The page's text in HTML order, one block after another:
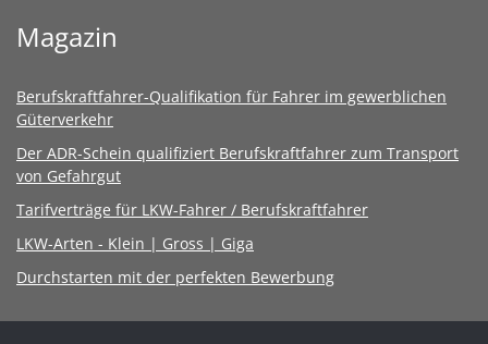
Magazin
Berufskraftfahrer-Qualifikation für Fahrer im gewerblichen
Güterverkehr
Der ADR-Schein qualifiziert Berufskraftfahrer zum Transport
von Gefahrgut
Tarifverträge für LKW-Fahrer / Berufskraftfahrer
LKW-Arten - Klein | Gross | Giga
Durchstarten mit der perfekten Bewerbung